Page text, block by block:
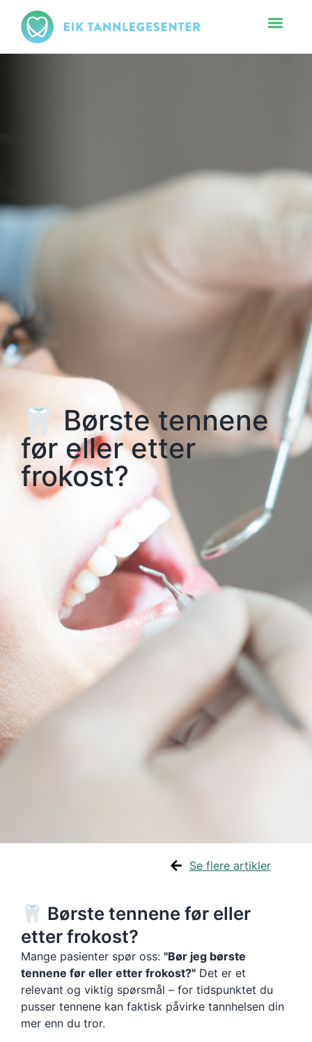
🦷 Børste tennene
før eller etter
frokost?
Se flere artikler
🦷 Børste tennene før eller
etter frokost?
Mange pasienter spør oss: "Bør jeg børste
tennene før eller etter frokost?" Det er et
relevant og viktig spørsmål – for tidspunktet du
pusser tennene kan faktisk påvirke tannhelsen din
mer enn du tror.